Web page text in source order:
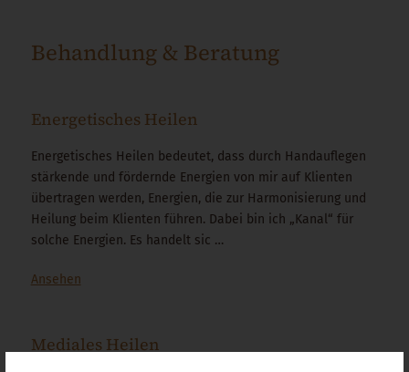
Behandlung & Beratung
Energetisches Heilen
Energetisches Heilen bedeutet, dass durch Handauflegen
stärkende und fördernde Energien von mir auf Klienten
übertragen werden, Energien, die zur Harmonisierung und
Heilung beim Klienten führen. Dabei bin ich „Kanal“ für
solche Energien. Es handelt sic …
Ansehen
Mediales Heilen